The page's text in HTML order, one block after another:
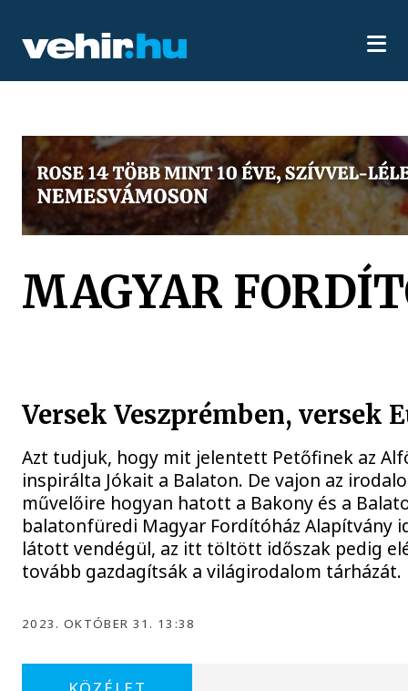
MAGYAR
Versek Veszprémben, versek
Azt tudjuk, hogy mit jelentett Petőfinek az
inspirálta Jókait a Balaton. De vajon az
művelőire hogyan hatott a Bakony és a
balatonfüredi Magyar Fordítóház Alapítvány
látott vendégül, az itt töltött időszak pedig
tovább gazdagítsák a világirodalom tárházát.
2023. OKTÓBER 31. 13:38